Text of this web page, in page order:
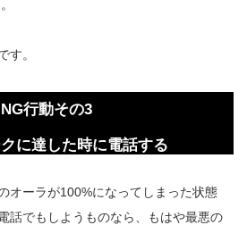
す。
NG行動その3
に達した時に電話する
オーラが100%になってしまった状態
話でもしようものなら、もはや最悪の